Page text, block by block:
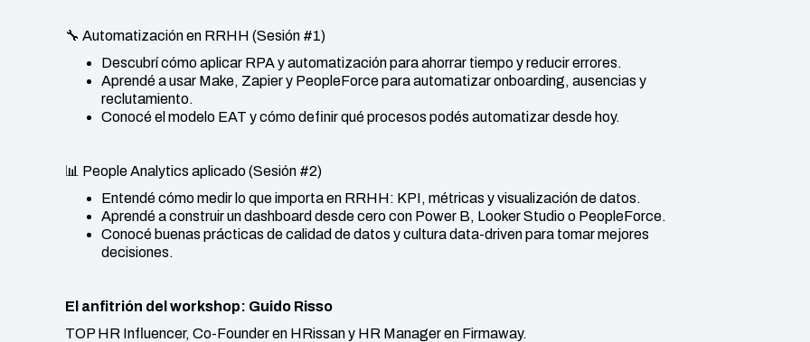
🔧 Automatización en RRHH (Sesión #1)
Descubrí cómo aplicar RPA y automatización para ahorrar tiempo y reducir errores.
Aprendé a usar Make, Zapier y PeopleForce para automatizar onboarding, ausencias y
reclutamiento.
Conocé el modelo EAT y cómo definir qué procesos podés automatizar desde hoy.
📊 People Analytics aplicado (Sesión #2)
Entendé cómo medir lo que importa en RRHH: KPI, métricas y visualización de datos.
Aprendé a construir un dashboard desde cero con Power B, Looker Studio o PeopleForce.
Conocé buenas prácticas de calidad de datos y cultura data-driven para tomar mejores
decisiones.
El anfitrión del workshop: Guido Risso
TOP HR Influencer, Co-Founder en HRissan y HR Manager en Firmaway.